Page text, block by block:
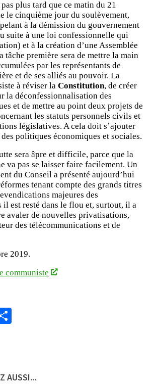
plus tard que ce matin du 21
le cinquième jour du soulèvement,
à la démission du gouvernement
suite à une loi confessionnelle qui
et à la création d’une Assemblée
tâche première sera de mettre la main
par les représentants de
et de ses alliés au pouvoir. La
à réviser la Constitution, de créer
la déconfessionnalisation des
et de mettre au point deux projets de
les statuts personnels civils et
législatives. A cela doit s’ajouter
politiques économiques et sociales.
sera âpre et difficile, parce que la
va pas se laisser faire facilement. Un
du Conseil a présenté aujourd’hui
tenant compte des grands titres
majeures des
il est resté dans le flou et, surtout, il a
avaler de nouvelles privatisations,
des télécommunications et de
2019.
communiste
AUSSI...